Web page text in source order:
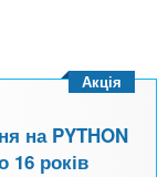
на PYTHON
16 років
Акція